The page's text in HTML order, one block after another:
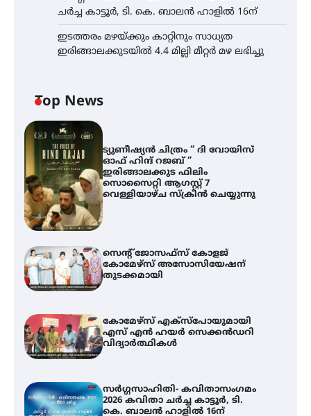
ചർച്ച കാട്ടൂർ, ടി. കെ. ബാലൻ ഹാളിൽ 16ന്
ഇടത്തരം മഴയ്ക്കും കാറ്റിനും സാധ്യത
ഇരിങ്ങാലക്കുടയിൽ 4.4 മില്ലി മീറ്റർ മഴ ലഭിച്ചു
Top News
ട്യുണീഷ്യൻ ചിത്രം ” ദി വോയിസ്
ഓഫ് ഹിന്ദ് റജബ് ”
ഇരിങ്ങാലക്കുട ഫിലിം
സൊസൈറ്റി ആഗസ്റ്റ് 7
വെള്ളിയാഴ്ച സ്‌ക്രീൻ ചെയ്യുന്നു
സെന്റ് ജോസഫ്സ് കോളജ്
കോമേഴ്‌സ് അസോസിയേഷന്
തുടക്കമായി
കോമേഴ്സ് എക്സ്പോയുമായി
എസ് എൻ ഹയർ സെക്കൻഡറി
വിദ്യാർത്ഥികൾ
സർഗ്ഗസാഹിതി- കവിതാസംഗമം
2026 കവിതാ ചർച്ച കാട്ടൂർ, ടി.
കെ. ബാലൻ ഹാളിൽ 16ന്